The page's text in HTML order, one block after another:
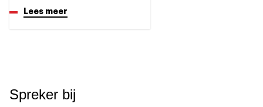
Lees meer
Spreker bij